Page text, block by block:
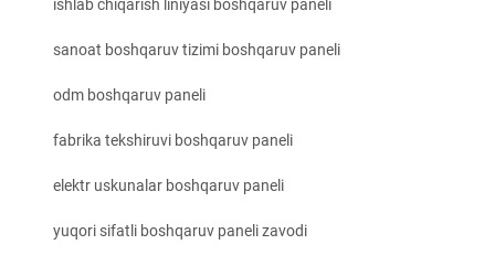
ishlab chiqarish liniyasi boshqaruv paneli
sanoat boshqaruv tizimi boshqaruv paneli
odm boshqaruv paneli
fabrika tekshiruvi boshqaruv paneli
elektr uskunalar boshqaruv paneli
yuqori sifatli boshqaruv paneli zavodi